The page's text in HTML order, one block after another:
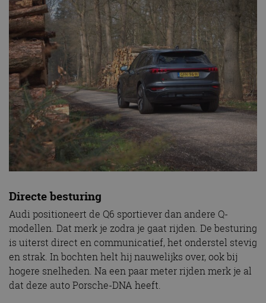
Directe besturing
Audi positioneert de Q6 sportiever dan andere Q-
modellen. Dat merk je zodra je gaat rijden. De besturing
is uiterst direct en communicatief, het onderstel stevig
en strak. In bochten helt hij nauwelijks over, ook bij
hogere snelheden. Na een paar meter rijden merk je al
dat deze auto Porsche-DNA heeft.